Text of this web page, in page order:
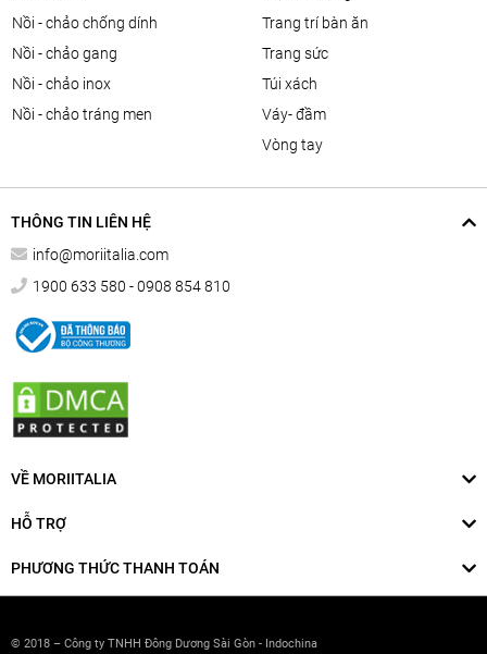
nồi - chảo chống dính
nồi - chảo gang
nồi - chảo inox
nồi - chảo tráng men
trang trí bàn ăn
trang sức
túi xách
váy- đầm
vòng tay
THÔNG TIN LIÊN HỆ
info@moriitalia.com
1900 633 580 - 0908 854 810
VỀ MORIITALIA
HỖ TRỢ
PHƯƠNG THỨC THANH TOÁN
© 2018 – Công ty TNHH Đông Dương Sài Gòn - Indochina